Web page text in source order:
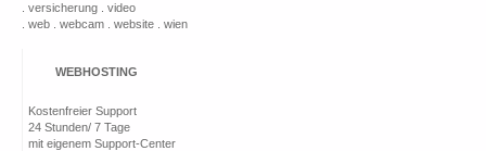
. versicherung . video
. web . webcam . website . wien
WEBHOSTING
Kostenfreier Support
24 Stunden/ 7 Tage
mit eigenem Support-Center